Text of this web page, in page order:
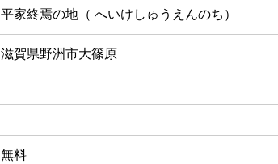
平家終焉の地（ へいけしゅうえんのち）
滋賀県野洲市大篠原
無料